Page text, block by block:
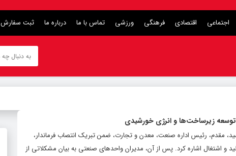
اجتماعی اقتصادی فرهنگی ورزشی تماس با ما درباره ما ثبت سفارش
توسعه زیرساخت‌ها و انرژی خورشیدی
مقدم، رئیس اداره صنعت، معدن و تجارت، ضمن تبریک انتصاب فرماندار،
و اشتغال اشاره کرد. پس از آن، مدیران واحدهای صنعتی به بیان مشکلاتی از